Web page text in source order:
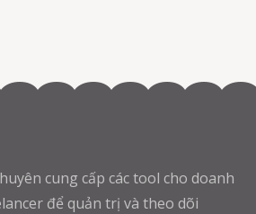
cung cấp các tool cho doanh
để quản trị và theo dõi